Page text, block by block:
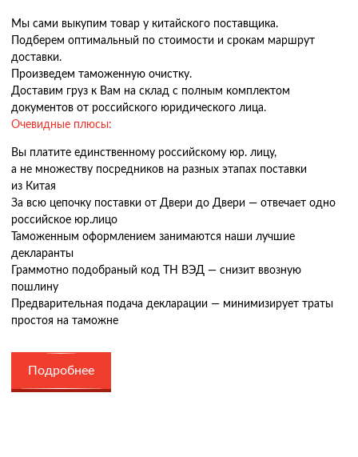
Мы сами выкупим товар у китайского поставщика.
Подберем оптимальный по стоимости и срокам маршрут
доставки.
Произведем таможенную очистку.
Доставим груз к Вам на склад с полным комплектом
документов от российского юридического лица.
Очевидные плюсы:
Вы платите единственному российскому юр. лицу,
а не множеству посредников на разных этапах поставки
из Китая
За всю цепочку поставки от Двери до Двери — отвечает одно
российское юр.лицо
Таможенным оформлением занимаются наши лучшие
декларанты
Граммотно подобраный код ТН ВЭД — снизит ввозную
пошлину
Предварительная подача декларации — минимизирует траты
простоя на таможне
Подробнее